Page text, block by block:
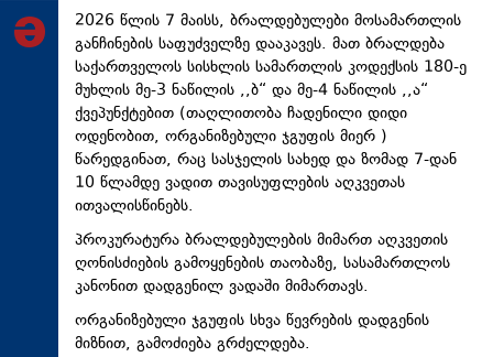
2026 წლის 7 მაისს, ბრალდებულები მოსამართლის
განჩინების საფუძველზე დააკავეს. მათ ბრალდება
საქართველოს სისხლის სამართლის კოდექსის 180-ე
მუხლის მე-3 ნაწილის ,,ბ“ და მე-4 ნაწილის ,,ა“
ქვეპუნქტებით (თაღლითობა ჩადენილი დიდი
ოდენობით, ორგანიზებული ჯგუფის მიერ )
წარედგინათ, რაც სასჯელის სახედ და ზომად 7-დან
10 წლამდე ვადით თავისუფლების აღკვეთას
ითვალისწინებს.
პროკურატურა ბრალდებულების მიმართ აღკვეთის
ღონისძიების გამოყენების თაობაზე, სასამართლოს
კანონით დადგენილ ვადაში მიმართავს.
ორგანიზებული ჯგუფის სხვა წევრების დადგენის
მიზნით, გამოძიება გრძელდება.